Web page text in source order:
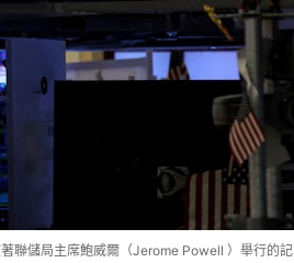
聯儲局主席鮑威爾（Jerome Powell ）舉行的記